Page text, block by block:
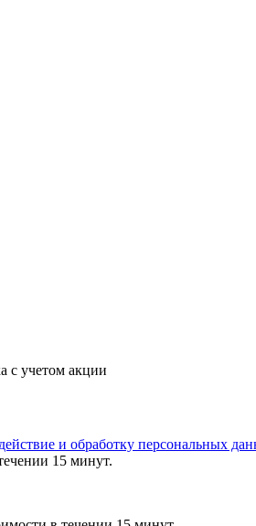
с учетом акции
и обработку персональных
15 минут.